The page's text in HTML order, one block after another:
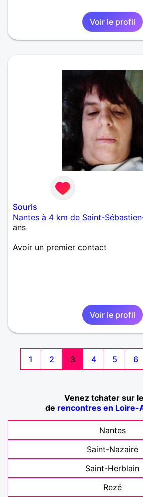
Voir le profil
Souris
Nantes à 4 km de Saint-
ans
Avoir un premier contact
Voir le profil
1 2 3 4 5 6
Venez tchater sur
de rencontres en Loire-
Nantes
Saint-Nazaire
Saint-Herblain
Rezé